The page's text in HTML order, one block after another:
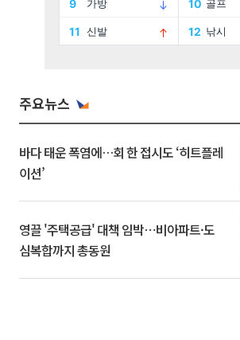
주요뉴스
바다 태운 폭염에…회 한 접시도 ‘히트플레
이션’
영끌 '주택공급' 대책 임박⋯비아파트·도
심복합까지 총동원